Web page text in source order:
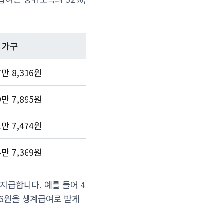
구
8,316원
7,895원
7,474원
7,369원
급합니다. 예를 들어 4
을 생계급여로 받게